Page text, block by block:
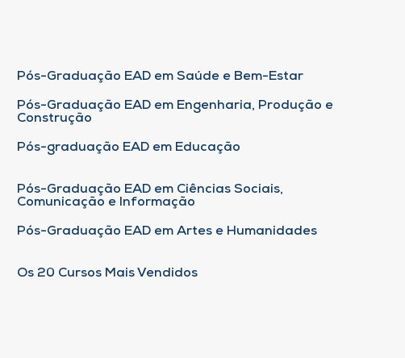
Pós-Graduação EAD em Saúde e Bem-Estar
Pós-Graduação EAD em Engenharia, Produção e
Construção
Pós-graduação EAD em Educação
Pós-Graduação EAD em Ciências Sociais,
Comunicação e Informação
Pós-Graduação EAD em Artes e Humanidades
Os 20 Cursos Mais Vendidos